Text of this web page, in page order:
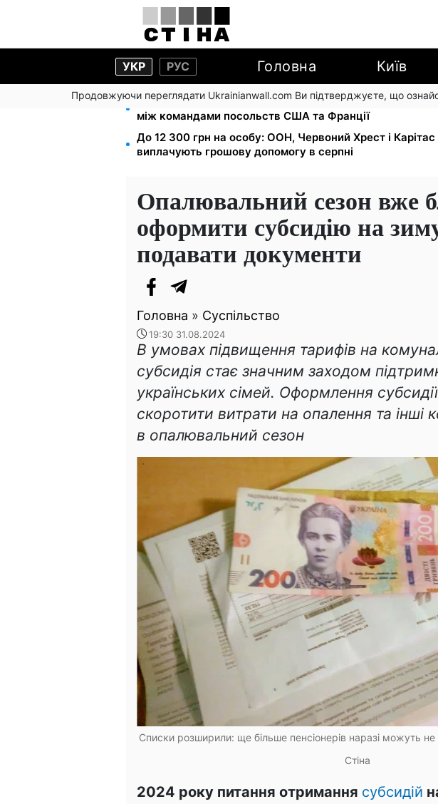
УКР РУС Головна Київ
Продовжуючи переглядати Ukrainianwall.com Ви підтверджуєте, що
На стадіоні «Спартак» у Києві відбувся товариський
між командами посольств США та Франції
До 12 300 грн на особу: ООН, Червоний Хрест і Карітас
виплачують грошову допомогу в серпні
Опалювальний сезон вже
оформити субсидію на
подавати документи
Головна » Суспільство
19:30 31.08.2024
В умовах підвищення тарифів на
субсидія стає значним заходом
українських сімей. Оформлення
скоротити витрати на опалення та інші
в опалювальний сезон
Списки розширили: ще більше пенсіонерів наразі можуть
Стіна
2024 року питання отримання субсидій